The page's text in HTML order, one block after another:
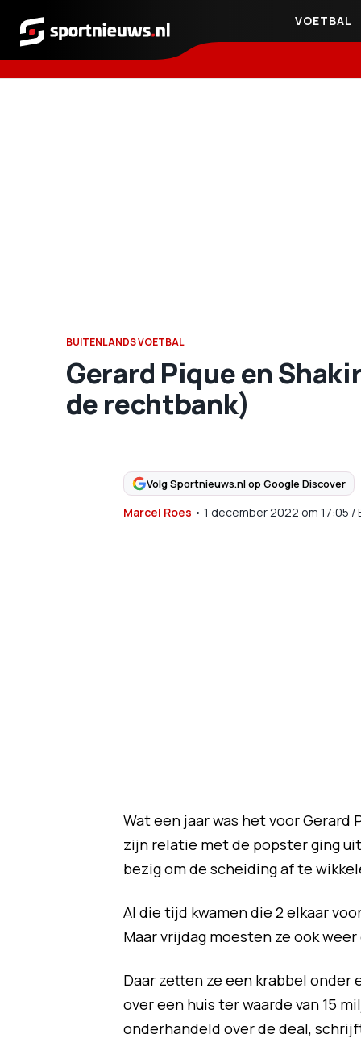
Sportnieuws.nl
VOETBAL
BUITENLANDS VOETBAL
Gerard Pique en
de rechtbank)
Volg Sportnieuws.nl op Google Discover
Marcel Roes • 1 december 2022 om 17:05 /
Wat een jaar was het voor Gerard
zijn relatie met de popster ging
bezig om de scheiding af te
Al die tijd kwamen die 2 elkaar
Maar vrijdag moesten ze ook
Daar zetten ze een krabbel onder
over een huis ter waarde van 15
onderhandeld over de deal,